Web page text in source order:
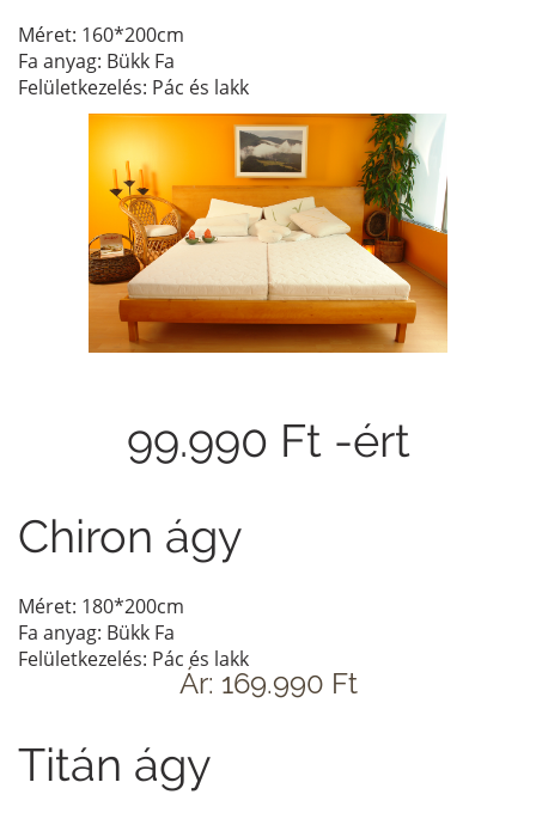
Méret: 160*200cm
Fa anyag: Bükk Fa
Felületkezelés: Pác és lakk
99.990 Ft -ért
Chiron ágy
Méret: 180*200cm
Fa anyag: Bükk Fa
Felületkezelés: Pác és lakk
Ár: 169.990 Ft
Titán ágy